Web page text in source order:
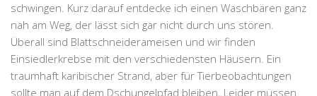
schwingen. Kurz darauf entdecke ich einen Waschbären ganz
nah am Weg, der lässt sich gar nicht durch uns stören.
Überall sind Blattschneiderameisen und wir finden
Einsiedlerkrebse mit den verschiedensten Häusern. Ein
traumhaft karibischer Strand, aber für Tierbeobachtungen
sollte man auf dem Dschungelpfad bleiben. Leider müssen